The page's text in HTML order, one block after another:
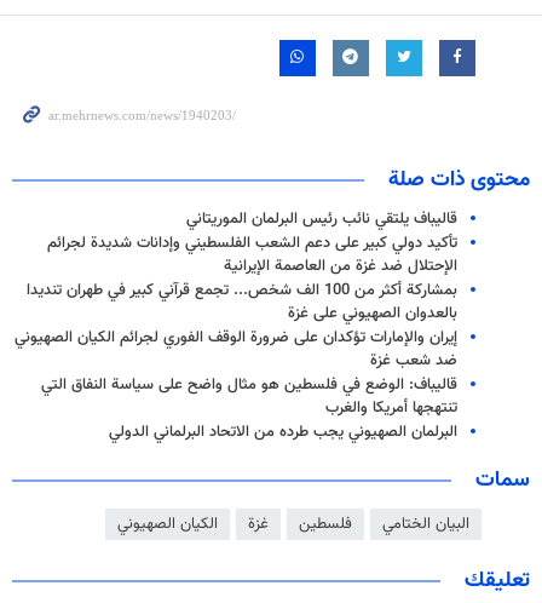
محتوى ذات صلة
قاليباف يلتقي نائب رئيس البرلمان الموريتاني
تأكيد دولي كبير على دعم الشعب الفلسطيني وإدانات شديدة لجرائم
الإحتلال ضد غزة من العاصمة الإيرانية
بمشاركة أكثر من 100 الف شخص... تجمع قرآني كبير في طهران تنديدا
بالعدوان الصهيوني على غزة
إيران والإمارات تؤكدان على ضرورة الوقف الفوري لجرائم الكيان الصهيوني
ضد شعب غزة
قاليباف: الوضع في فلسطين هو مثال واضح على سياسة النفاق التي
تنتهجها أمريكا والغرب
البرلمان الصهيوني يجب طرده من الاتحاد البرلماني الدولي
سمات
البيان الختامي فلسطين غزة الكيان الصهيوني
تعليقك